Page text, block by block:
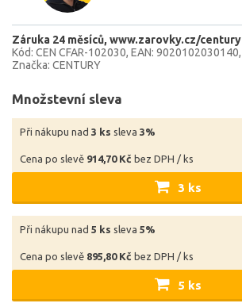
Záruka 24 měsíců www.zarovky.cz/century
Kód: CEN CFAR-102030 EAN: 9020102030140
Značka: CENTURY
Množstevní sleva
Při nákupu nad 3 ks sleva 3%
Cena po slevě 914,70 Kč bez DPH / ks
3 ks
Při nákupu nad 5 ks sleva 5%
Cena po slevě 895,80 Kč bez DPH / ks
5 ks